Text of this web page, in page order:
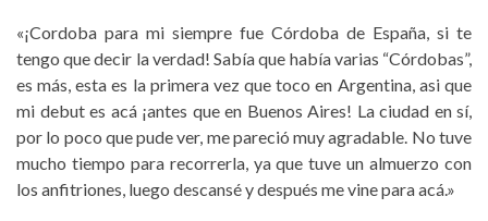
«¡Cordoba para mi siempre fue Córdoba de España, si te
tengo que decir la verdad! Sabía que había varias “Córdobas”,
es más, esta es la primera vez que toco en Argentina, asi que
mi debut es acá ¡antes que en Buenos Aires! La ciudad en sí,
por lo poco que pude ver, me pareció muy agradable. No tuve
mucho tiempo para recorrerla, ya que tuve un almuerzo con
los anfitriones, luego descansé y después me vine para acá.»